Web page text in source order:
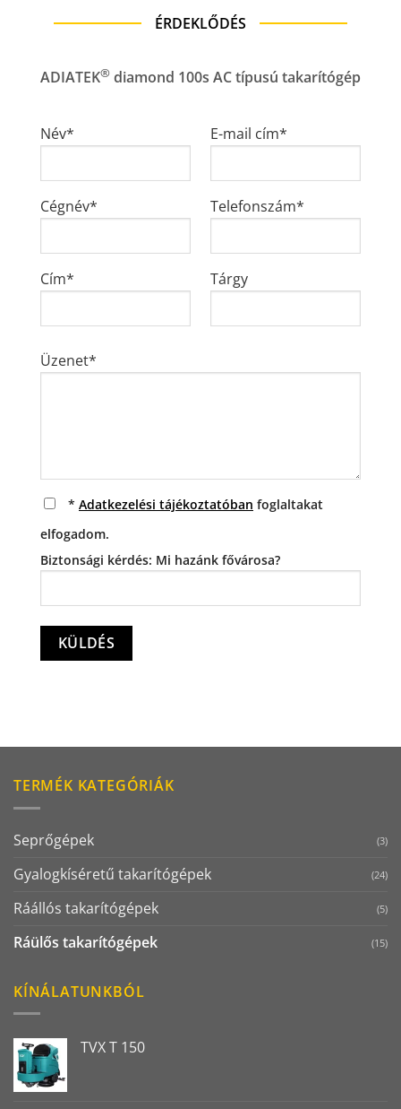
ÉRDEKLŐDÉS
ADIATEK® diamond 100s AC típusú takarítógép
Név*
Cégnév*
Cím*
E-mail cím*
Telefonszám*
Tárgy
Üzenet*
* Adatkezelési tájékoztatóban foglaltakat
elfogadom.
Biztonsági kérdés: Mi hazánk fővárosa?
TERMÉK KATEGÓRIÁK
Seprőgépek (3)
Gyalogkíséretű takarítógépek (24)
Ráállós takarítógépek (5)
Ráülős takarítógépek (15)
KÍNÁLATUNKBÓL
TVX T 150